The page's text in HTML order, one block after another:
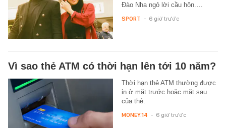
Đào Nha ngỏ lời cầu hôn.…
SPORT - 6 giờ trước
Vì sao thẻ ATM có thời hạn lên tới 10 năm?
Thời hạn thẻ ATM thường được
in ở mặt trước hoặc mặt sau
của thẻ.
MONEY.14 - 6 giờ trước